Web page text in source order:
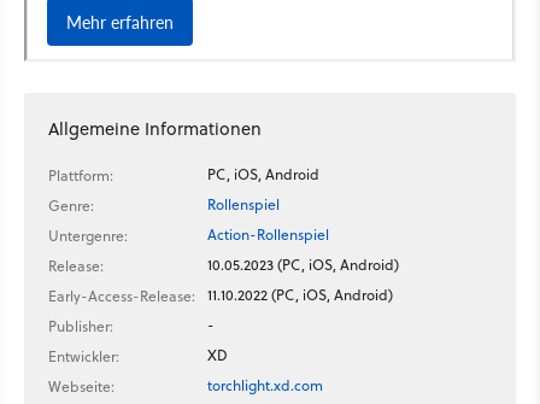
Allgemeine Informationen
Plattform:
PC, iOS, Android
Genre:
Rollenspiel
Untergenre:
Action-Rollenspiel
Release:
10.05.2023 (PC, iOS, Android)
Early-Access-Release:
11.10.2022 (PC, iOS, Android)
Publisher:
-
Entwickler:
XD
Webseite:
torchlight.xd.com